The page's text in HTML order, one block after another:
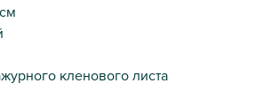
кленового листа